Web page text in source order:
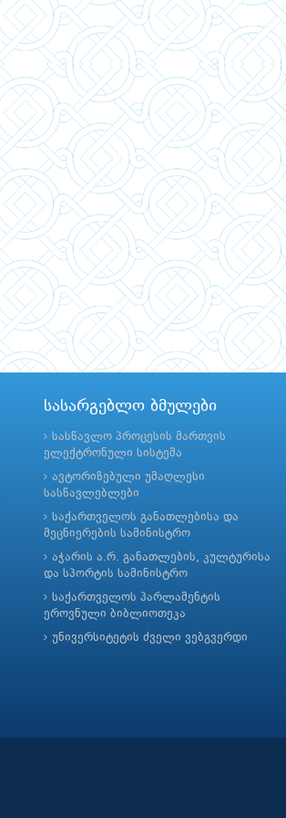
სასარგებლო ბმულები
სასწავლო პროცესის მართვის
ელექტრონული სისტემა
ავტორიზებული უმაღლესი
სასწავლებლები
საქართველოს განათლებისა და
მეცნიერების სამინისტრო
აჭარის ა.რ. განათლების, კულტურისა
და სპორტის სამინისტრო
საქართველოს პარლამენტის
ეროვნული ბიბლიოთეკა
უნივერსიტეტის ძველი ვებგვერდი